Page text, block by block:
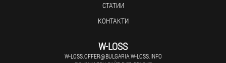
СТАТИИ
КОНТАКТИ
W-LOSS
W-LOSS.OFFER@BULGARIA.W-LOSS.INFO